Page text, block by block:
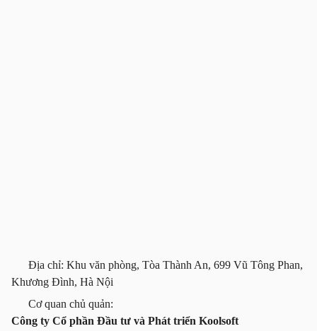
Địa chỉ: Khu văn phòng, Tòa Thành An, 699 Vũ Tông Phan,
Khương Đình, Hà Nội
Cơ quan chủ quản:
Công ty Cổ phần Đầu tư và Phát triển Koolsoft